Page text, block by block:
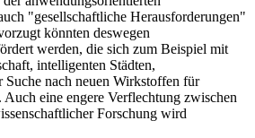
"gesellschaftliche Herausforderungen"
könnten deswegen
werden, die sich zum Beispiel mit
intelligenten Städten,
Suche nach neuen Wirkstoffen für
eine engere Verflechtung zwischen
Forschung wird